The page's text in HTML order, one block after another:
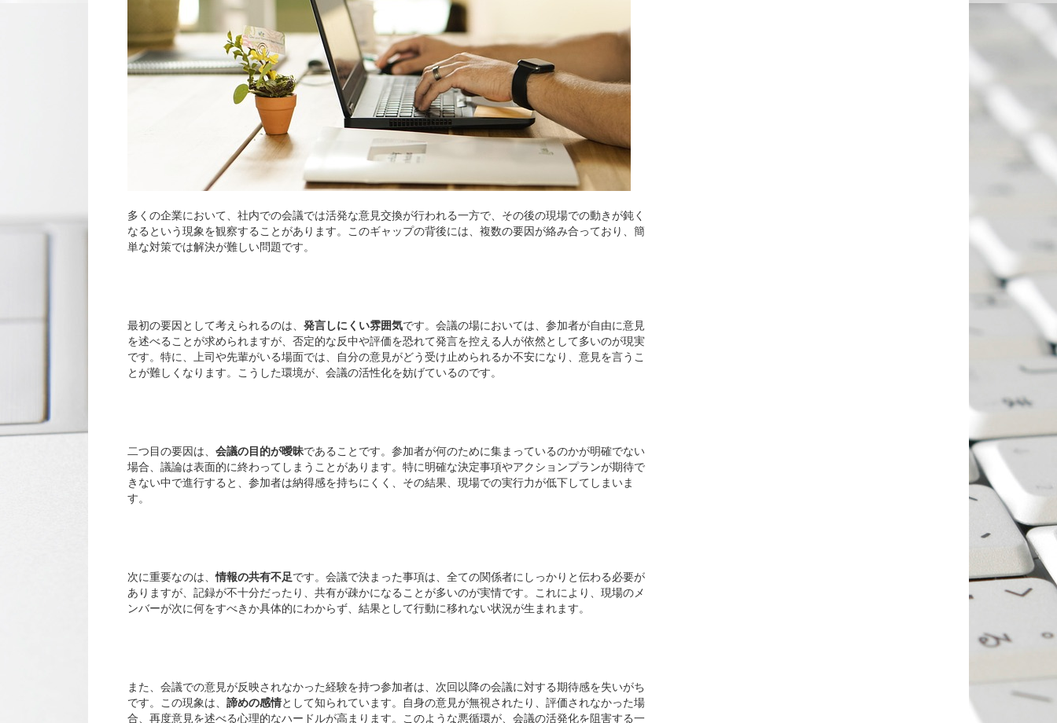
多くの企業において、社内での会議では活発な意見交換が行われる一方で、その後の現場での動きが鈍く
なるという現象を観察することがあります。このギャップの背後には、複数の要因が絡み合っており、簡
単な対策では解決が難しい問題です。
最初の要因として考えられるのは、 発言しにくい雰囲気です。会議の場においては、参加者が自由に意見
を述べることが求められますが、否定的な反中や評価を恐れて発言を控える人が依然として多いのが現実
です。特に、上司や先輩がいる場面では、自分の意見がどう受け止められるか不安になり、意見を言うこ
とが難しくなります。こうした環境が、会議の活性化を妨げているのです。
二つ目の要因は、 会議の目的が曖昧であることです。参加者が何のために集まっているのかが明確でない
場合、議論は表面的に終わってしまうことがあります。特に明確な決定事項やアクションプランが期待で
きない中で進行すると、参加者は納得感を持ちにくく、その結果、現場での実行力が低下してしまいま
す。
次に重要なのは、情報の共有不足です。会議で決まった事項は、全ての関係者にしっかりと伝わる必要が
ありますが、記録が不十分だったり、共有が疎かになることが多いのが実情です。これにより、現場のメ
ンバーが次に何をすべきか具体的にわからず、結果として行動に移れない状況が生まれます。
また、会議での意見が反映されなかった経験を持つ参加者は、次回以降の会議に対する期待感を失いがち
です。この現象は、 諦めの感情として知られています。自身の意見が無視されたり、評価されなかった場
合、再度意見を述べる心理的なハードルが高まります。このような悪循環が、会議の活発化を阻害する一